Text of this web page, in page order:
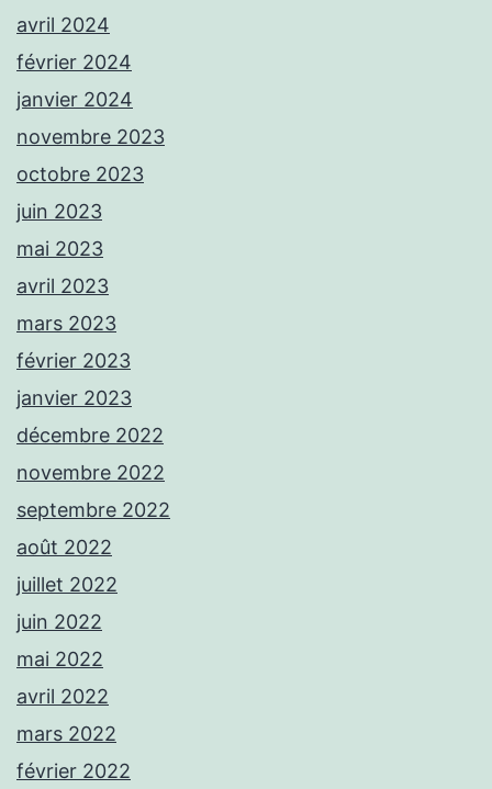
avril 2024
février 2024
janvier 2024
novembre 2023
octobre 2023
juin 2023
mai 2023
avril 2023
mars 2023
février 2023
janvier 2023
décembre 2022
novembre 2022
septembre 2022
août 2022
juillet 2022
juin 2022
mai 2022
avril 2022
mars 2022
février 2022